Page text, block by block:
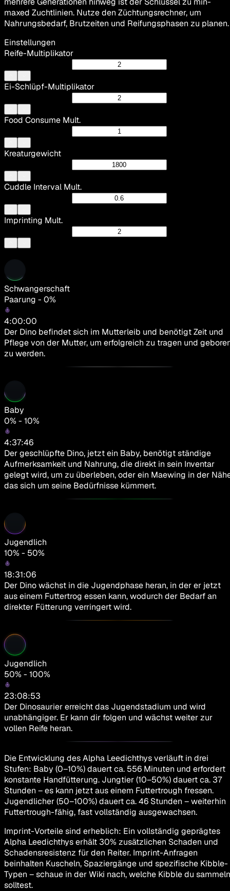
maxed Zuchtlinien. Nutze den Züchtungsrechner, um
Nahrungsbedarf, Brutzeiten und Reifungsphasen zu planen.
Einstellungen
Reife-Multiplikator
Ei-Schlüpf-Multiplikator
Food Consume Mult.
Kreaturgewicht
Cuddle Interval Mult.
Imprinting Mult.
Schwangerschaft
Paarung - 0%
4:00:00
Der Dino befindet sich im Mutterleib und benötigt Zeit und
Pflege von der Mutter, um erfolgreich zu tragen und
zu werden.
Baby
0% - 10%
4:37:46
Der geschlüpfte Dino, jetzt ein Baby, benötigt ständige
Aufmerksamkeit und Nahrung, die direkt in sein Inventar
gelegt wird, um zu überleben, oder ein Maewing in der
das sich um seine Bedürfnisse kümmert.
Jugendlich
10% - 50%
18:31:06
Der Dino wächst in die Jugendphase heran, in der er jetzt
aus einem Futtertrog essen kann, wodurch der Bedarf an
direkter Fütterung verringert wird.
Jugendlich
50% - 100%
23:08:53
Der Dinosaurier erreicht das Jugendstadium und wird
unabhängiger. Er kann dir folgen und wächst weiter zur
vollen Reife heran.
Die Entwicklung des Alpha Leedichthys verläuft in drei
Stufen: Baby (0–10%) dauert ca. 556 Minuten und erfordert
konstante Handfütterung. Jungtier (10–50%) dauert ca. 37
Stunden – es kann jetzt aus einem Futtertrough fressen.
Jugendlicher (50–100%) dauert ca. 46 Stunden – weiterhin
Futtertrough-fähig, fast vollständig ausgewachsen.
Imprint-Vorteile sind erheblich: Ein vollständig geprägtes
Alpha Leedichthys erhält 30% zusätzlichen Schaden und
Schadensresistenz für den Reiter. Imprint-Anfragen
beinhalten Kuscheln, Spaziergänge und spezifische Kibble-
Typen – schaue in der Wiki nach, welche Kibble du sammeln
solltest.